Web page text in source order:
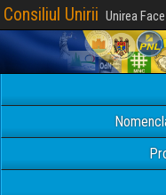
Consiliul Unirii Unirea